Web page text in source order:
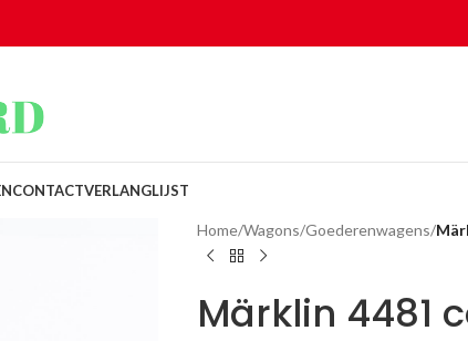
CONTACTVERLANGLIJST
Home/Wagons/Goederenwagens/
Märklin 4481